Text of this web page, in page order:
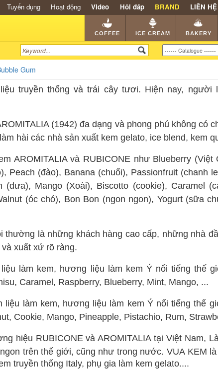
SHOP KEM NGON HẠT CAFE NHÀ
Tuyển dụng Hoạt động Video Hỏi đáp BRAND LIÊN HỆ
COFFEE ICE CREAM BAKERY
Gum
truyền thống và trái cây tươi. Hiện nay,
(1942) đa dạng và phong phú không
hài các nhà sản xuất kem gelato, ice blend, kem
AROMITALIA và RUBICONE như Blueberry
Peach (đào), Banana (chuối), Passionfruit (chanh
Mango (Xoài), Biscotto (cookie), Caramel
(óc chó), Bon Bon (ngon ngon), Yogurt (sữa
thường là những khách hàng cao cấp, những nhà
xuất xứ rõ ràng.
làm kem, hương liệu làm kem Ý nổi tiếng thế
Caramel, Raspberry, Blueberry, Mint, Mango, ...
liệu làm kem, hương liệu làm kem Ý nổi tiếng thế
Cookie, Mango, Pineapple, Pistachio, Rum,
hiệu RUBICONE và AROMITALIA tại Việt Nam,
trên thế giới, cũng như trong nước. VUAKEM là
truyền thống Italy, phụ gia làm kem gelato....